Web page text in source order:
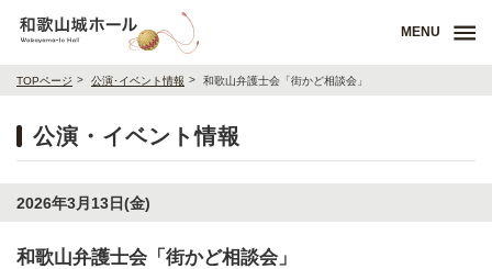
MENU
TOPページ 公演･イベント情報 和歌山弁護士会「街かど相談会」
公演・イベント情報
2026年3月13日(金)
和歌山弁護士会「街かど相談会」